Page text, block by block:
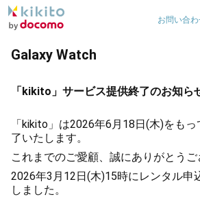
お問い合わ
Galaxy Watch
「kikito」サービス提供終了のお知ら
「kikito」は2026年6月18日(木)をも
了いたします。
これまでのご愛顧、誠にありがとうご
2026年3月12日(木)15時にレンタル申
しました。